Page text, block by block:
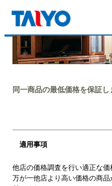
同一商品の最低価格を保証し
適用事項
他店の価格調査を行い適正な価
万が一他店より高い価格の商